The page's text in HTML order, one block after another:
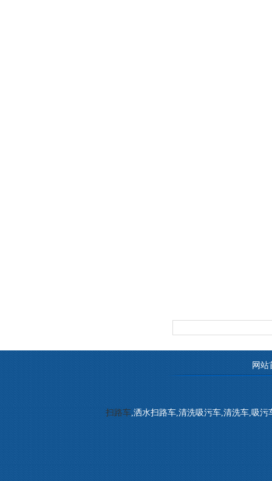
网站
扫路车,洒水扫路车,清洗吸污车,清洗车,吸